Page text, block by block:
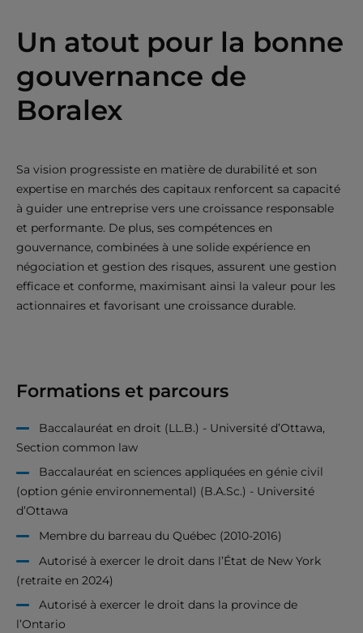
Un atout pour la bonne
gouvernance de
Boralex
Sa vision progressiste en matière de durabilité et son
expertise en marchés des capitaux renforcent sa capacité
à guider une entreprise vers une croissance responsable
et performante. De plus, ses compétences en
gouvernance, combinées à une solide expérience en
négociation et gestion des risques, assurent une gestion
efficace et conforme, maximisant ainsi la valeur pour les
actionnaires et favorisant une croissance durable.
Formations et parcours
Baccalauréat en droit (LL.B.) - Université d’Ottawa,
Section common law
Baccalauréat en sciences appliquées en génie civil
(option génie environnemental) (B.A.Sc.) - Université
d’Ottawa
Membre du barreau du Québec (2010-2016)
Autorisé à exercer le droit dans l’État de New York
(retraite en 2024)
Autorisé à exercer le droit dans la province de
l’Ontario